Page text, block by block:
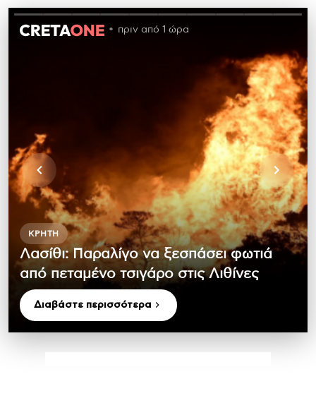
πριν από 1 ώρα
ΚΡΉΤΗ
Λασίθι: Παραλίγο να ξεσπάσει φωτιά
από πεταμένο τσιγάρο στις Λιθίνες
Διαβάστε περισσότερα